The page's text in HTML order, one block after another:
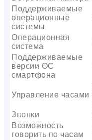
Поддерживаемые
операционные
системы
Операционная
система
Поддерживаемые
версии ОС
смартфона
Управление часами
Звонки
Возможность
говорить по часам